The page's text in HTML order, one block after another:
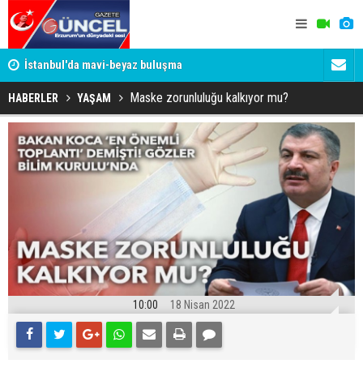
İstanbul'da mavi-beyaz buluşma
HABERLER YAŞAM Maske zorunluluğu kalkıyor mu?
10:00 18 Nisan 2022